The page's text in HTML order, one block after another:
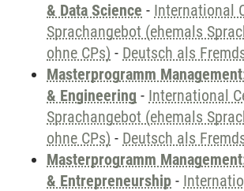
& Data Science - International
Sprachangebot (ehemals
ohne CPs) - Deutsch als
Masterprogramm
& Engineering - International
Sprachangebot (ehemals
ohne CPs) - Deutsch als
Masterprogramm
& Entrepreneurship -